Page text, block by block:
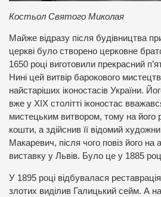
Костьол Святого Миколая
Майже відразу після будівництва
церкві було створено церковне
1650 році виготовили прекрасний
Нині цей витвір барокового
найстаріших іконостасів України.
вже у ХІХ столітті іконостас
мистецьким витвором, тому на його
кошти, а здійснив її відомий
Макаревич, після чого повіз його на
виставку у Львів. Було це у 1885
У 1895 році відбувалася
злотих виділив Галицький сейм. А